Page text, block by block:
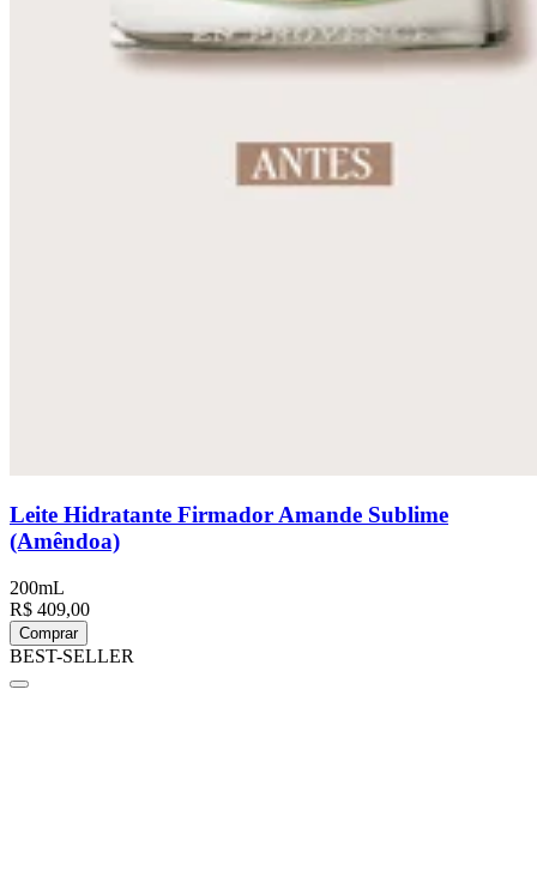
Leite Hidratante Firmador Amande Sublime
(Amêndoa)
200mL
R$ 409,00
Comprar
BEST-SELLER